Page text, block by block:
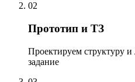
02
Прототип и ТЗ
Проектируем структуру и
задание